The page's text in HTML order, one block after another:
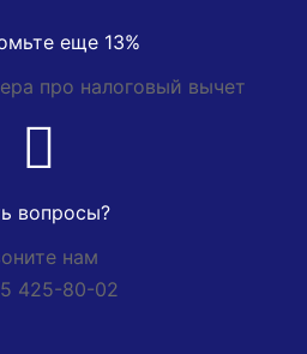
еще 13%
про налоговый вычет
вопросы?
нам
425-80-02